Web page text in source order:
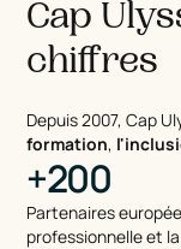
Cap
chiffres
Depuis 2007, Cap
formation,
+200
Partenaires
professionnelle et